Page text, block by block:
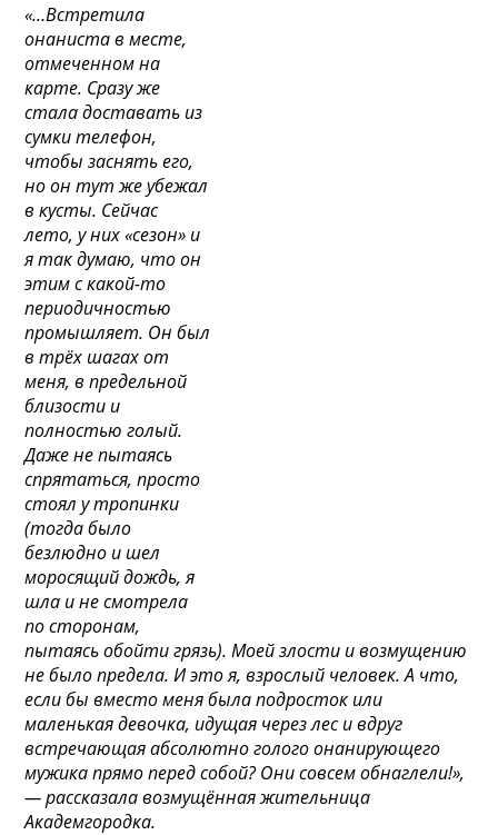
«…Встретила
онаниста в месте,
отмеченном на
карте. Сразу же
стала доставать из
сумки телефон,
чтобы заснять его,
но он тут же убежал
в кусты. Сейчас
лето, у них «сезон» и
я так думаю, что он
этим с какой-то
периодичностью
промышляет. Он был
в трёх шагах от
меня, в предельной
близости и
полностью голый.
Даже не пытаясь
спрятаться, просто
стоял у тропинки
(тогда было
безлюдно и шел
моросящий дождь, я
шла и не смотрела
по сторонам,
пытаясь обойти грязь). Моей злости и возмущению
не было предела. И это я, взрослый человек. А что,
если бы вместо меня была подросток или
маленькая девочка, идущая через лес и вдруг
встречающая абсолютно голого онанирующего
мужика прямо перед собой? Они совсем обнаглели!»,
—рассказала возмущённая жительница
Академгородка.